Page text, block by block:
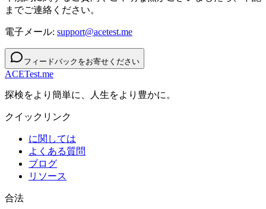
までご連絡ください。
電子メール: support@acetest.me
フィードバックをお寄せください
ACETest.me
探検をより簡単に、人生をより豊かに。
クイックリンク
に関しては
よくある質問
ブログ
リソース
合法